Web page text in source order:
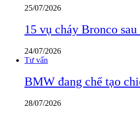
25/07/2026
15 vụ cháy Bronco
24/07/2026
Tư vấn
BMW đang chế tạo
28/07/2026